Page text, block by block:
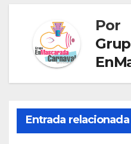
Por
Entrada relacionada